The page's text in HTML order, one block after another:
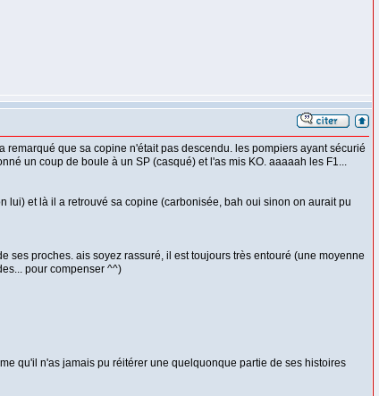
que sa copine n'était pas descendu. les pompiers ayant sécurié
un coup de boule à un SP (casqué) et l'as mis KO. aaaaah les F1...
lui) et là il a retrouvé sa copine (carbonisée, bah oui sinon on aurait pu
ses proches. ais soyez rassuré, il est toujours très entouré (une moyenne
pour compenser ^^)
qu'il n'as jamais pu réitérer une quelquonque partie de ses histoires